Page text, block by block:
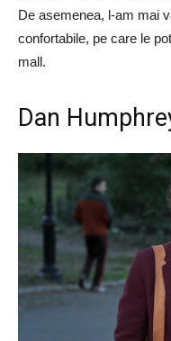
De asemenea, l-am mai
confortabile, pe care le
mall.
Dan